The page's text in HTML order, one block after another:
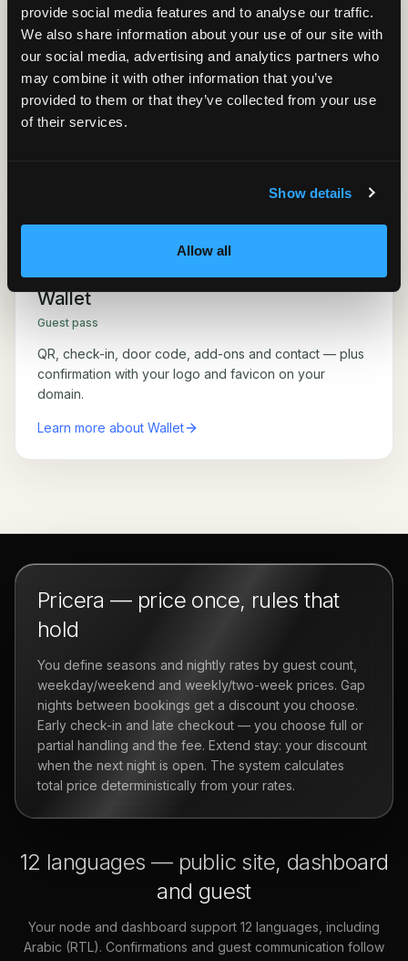
provide social media features and to analyse our traffic.
We also share information about your use of our site with
our social media, advertising and analytics partners who
may combine it with other information that you’ve
provided to them or that they’ve collected from your use
of their services.
Show details
Allow all
Konversa
Guest chat
FAQ, house rules and local tips you enter become
answers around the clock in the guest language. You
can always take over.
Wallet
Guest pass
QR, check-in, door code, add-ons and contact — plus
confirmation with your logo and favicon on your
domain.
Learn more about Wallet
Pricera — price once, rules that
hold
You define seasons and nightly rates by guest count,
weekday/weekend and weekly/two-week prices. Gap
nights between bookings get a discount you choose.
Early check-in and late checkout — you choose full or
partial handling and the fee. Extend stay: your discount
when the next night is open. The system calculates
total price deterministically from your rates.
12 languages — public site, dashboard
and guest
Your node and dashboard support 12 languages, including
Arabic (RTL). Confirmations and guest communication follow